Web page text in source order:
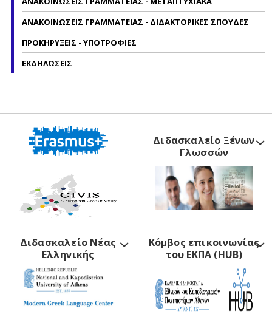
ΑΝΑΚΟΙΝΩΣΕΙΣ ΓΡΑΜΜΑΤΕΙΑΣ - ΔΙΔΑΚΤΟΡΙΚΕΣ ΣΠΟΥΔΕΣ
ΠΡΟΚΗΡΥΞΕΙΣ - ΥΠΟΤΡΟΦΙΕΣ
ΕΚΔΗΛΩΣΕΙΣ
Διδασκαλείο Ξένων
Γλωσσών
Διδασκαλείο Νέας
Ελληνικής
Κόμβος επικοινωνίας
του ΕΚΠΑ (HUB)